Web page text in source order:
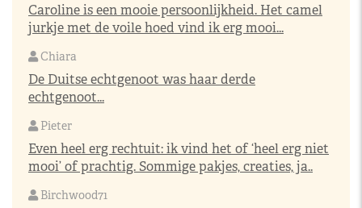
Caroline is een mooie persoonlijkheid. Het camel
jurkje met de voile hoed vind ik erg mooi...
Chiara
De Duitse echtgenoot was haar derde
echtgenoot...
Pieter
Even heel erg rechtuit: ik vind het of ‘heel erg niet
mooi’ of prachtig. Sommige pakjes, creaties, ja..
Birchwood71